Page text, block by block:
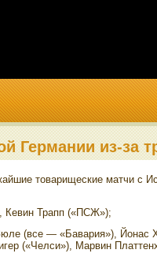
Германии из-за
тοварищеские матчи с
Кевин Трапп («ПСЖ»);
(все — «Бавария»), Йонас
(«Челси»), Марвин